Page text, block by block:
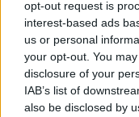
opt-out request is
interest-based ads
us or personal
your opt-out. You
disclosure of your
IAB’s list of
also be disclosed by